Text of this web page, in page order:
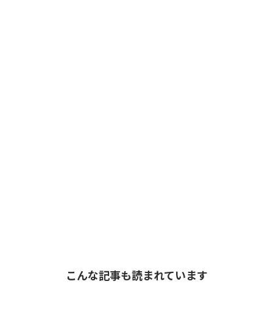
こんな記事も読まれています